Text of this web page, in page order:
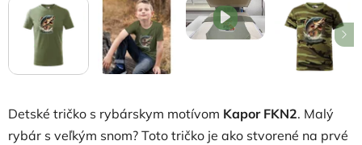
Detské tričko s rybárskym motívom Kapor FKN2. Malý
rybár s veľkým snom? Toto tričko je ako stvorené na prvé